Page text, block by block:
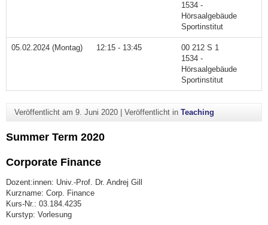
1534 -
Hörsaalgebäude
Sportinstitut
05.02.2024 (Montag) 12:15 - 13:45
00 212 S 1
1534 -
Hörsaalgebäude
Sportinstitut
Veröffentlicht am 9. Juni 2020| Veröffentlicht in Teaching
Summer Term 2020
Corporate Finance
Dozent:innen: Univ.-Prof. Dr. Andrej Gill
Kurzname: Corp. Finance
Kurs-Nr.: 03.184.4235
Kurstyp: Vorlesung